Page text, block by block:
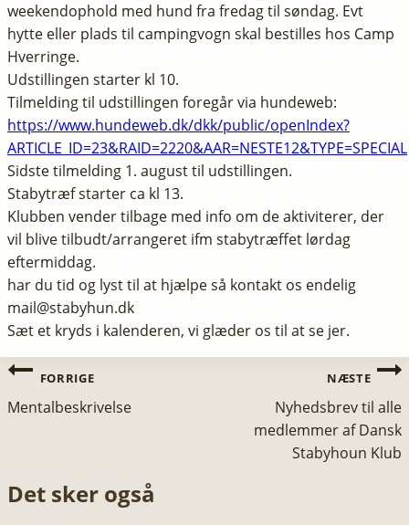
weekendophold med hund fra fredag til søndag. Evt
hytte eller plads til campingvogn skal bestilles hos Camp
Hverringe.
Udstillingen starter kl 10.
Tilmelding til udstillingen foregår via hundeweb:
https://www.hundeweb.dk/dkk/public/openIndex?
ARTICLE_ID=23&RAID=2220&AAR=NESTE12&TYPE=SPECIAL
Sidste tilmelding 1. august til udstillingen.
Stabytræf starter ca kl 13.
Klubben vender tilbage med info om de aktiviterer, der
vil blive tilbudt/arrangeret ifm stabytræffet lørdag
eftermiddag.
har du tid og lyst til at hjælpe så kontakt os endelig
mail@stabyhun.dk
Sæt et kryds i kalenderen, vi glæder os til at se jer.
Indlægsnavigation
FORRIGE
Mentalbeskrivelse
NÆSTE
Nyhedsbrev til alle
medlemmer af Dansk
Stabyhoun Klub
Det sker også